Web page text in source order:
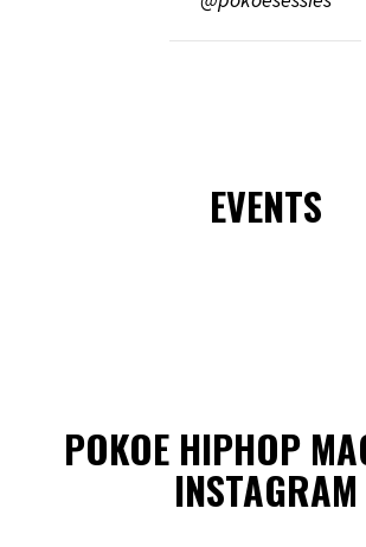
EVENTS
POKOE HIPHOP
INSTAGRAM